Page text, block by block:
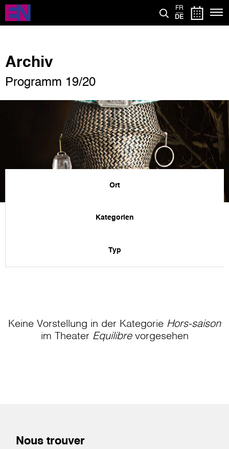
Direkt
zum
Inhalt
FR
DE
Archiv
Programm 19/20
Ort
Kategorien
Typ
Keine Vorstellung in der Kategorie Hors-saison
im Theater Equilibrevorgesehen
Nous trouver